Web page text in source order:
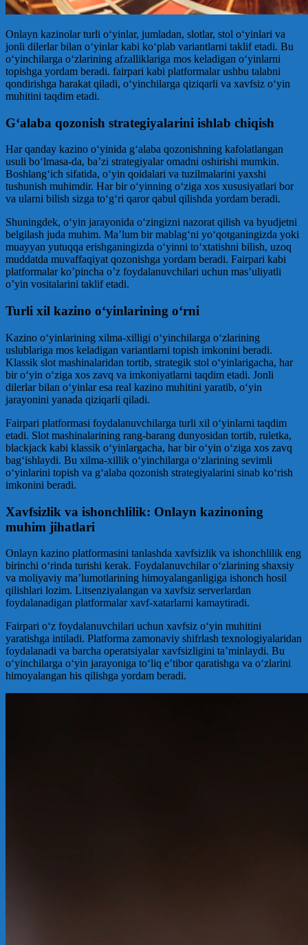
Onlayn kazinolar turli o‘yinlar, jumladan, slotlar, stol o‘yinlari va
jonli dilerlar bilan o‘yinlar kabi ko‘plab variantlarni taklif etadi. Bu
o‘yinchilarga o‘zlarining afzalliklariga mos keladigan o‘yinlarni
topishga yordam beradi. fairpari kabi platformalar ushbu talabni
qondirishga harakat qiladi, o‘yinchilarga qiziqarli va xavfsiz o‘yin
muhitini taqdim etadi.
G‘alaba qozonish strategiyalarini ishlab chiqish
Har qanday kazino o‘yinida g‘alaba qozonishning kafolatlangan
usuli bo‘lmasa-da, ba’zi strategiyalar omadni oshirishi mumkin.
Boshlang‘ich sifatida, o‘yin qoidalari va tuzilmalarini yaxshi
tushunish muhimdir. Har bir o‘yinning o‘ziga xos xususiyatlari bor
va ularni bilish sizga to‘g‘ri qaror qabul qilishda yordam beradi.
Shuningdek, o‘yin jarayonida o‘zingizni nazorat qilish va byudjetni
belgilash juda muhim. Ma’lum bir mablag‘ni yo‘qotganingizda yoki
muayyan yutuqqa erishganingizda o‘yinni to‘xtatishni bilish, uzoq
muddatda muvaffaqiyat qozonishga yordam beradi. Fairpari kabi
platformalar ko’pincha o’z foydalanuvchilari uchun mas’uliyatli
o’yin vositalarini taklif etadi.
Turli xil kazino o‘yinlarining o‘rni
Kazino o‘yinlarining xilma-xilligi o‘yinchilarga o‘zlarining
uslublariga mos keladigan variantlarni topish imkonini beradi.
Klassik slot mashinalaridan tortib, strategik stol o‘yinlarigacha, har
bir o‘yin o‘ziga xos zavq va imkoniyatlarni taqdim etadi. Jonli
dilerlar bilan o‘yinlar esa real kazino muhitini yaratib, o‘yin
jarayonini yanada qiziqarli qiladi.
Fairpari platformasi foydalanuvchilarga turli xil o‘yinlarni taqdim
etadi. Slot mashinalarining rang-barang dunyosidan tortib, ruletka,
blackjack kabi klassik o‘yinlargacha, har bir o‘yin o‘ziga xos zavq
bag‘ishlaydi. Bu xilma-xillik o‘yinchilarga o‘zlarining sevimli
o‘yinlarini topish va g‘alaba qozonish strategiyalarini sinab ko‘rish
imkonini beradi.
Xavfsizlik va ishonchlilik: Onlayn kazinoning
muhim jihatlari
Onlayn kazino platformasini tanlashda xavfsizlik va ishonchlilik eng
birinchi o‘rinda turishi kerak. Foydalanuvchilar o‘zlarining shaxsiy
va moliyaviy ma’lumotlarining himoyalanganligiga ishonch hosil
qilishlari lozim. Litsenziyalangan va xavfsiz serverlardan
foydalanadigan platformalar xavf-xatarlarni kamaytiradi.
Fairpari o‘z foydalanuvchilari uchun xavfsiz o‘yin muhitini
yaratishga intiladi. Platforma zamonaviy shifrlash texnologiyalaridan
foydalanadi va barcha operatsiyalar xavfsizligini ta’minlaydi. Bu
o‘yinchilarga o‘yin jarayoniga to‘liq e’tibor qaratishga va o‘zlarini
himoyalangan his qilishga yordam beradi.